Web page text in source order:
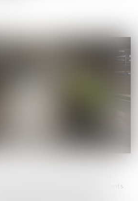
rural et de la pêche maritime, « il est
publiques, des établissements
de services publics qui